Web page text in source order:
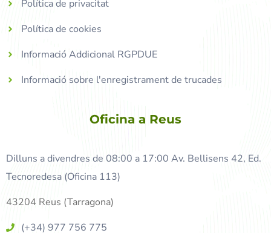
Política de privacitat
Política de cookies
Informació Addicional RGPDUE
Informació sobre l'enregistrament de trucades
Oficina a Reus
Dilluns a divendres de 08:00 a 17:00 Av. Bellisens 42, Ed.
Tecnoredesa (Oficina 113)
43204 Reus (Tarragona)
(+34) 977 756 775